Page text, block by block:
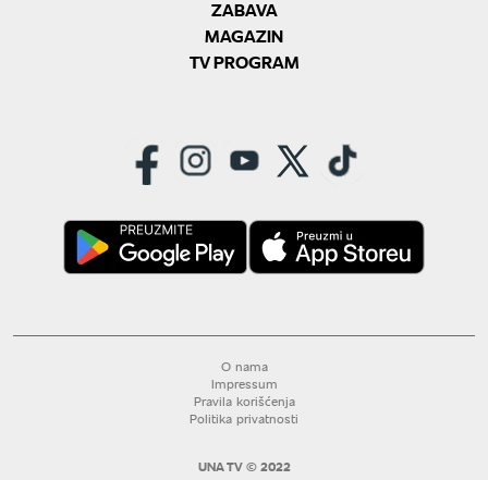
ZABAVA
MAGAZIN
TV PROGRAM
O nama
Impressum
Pravila korišćenja
Politika privatnosti
UNA TV © 2022